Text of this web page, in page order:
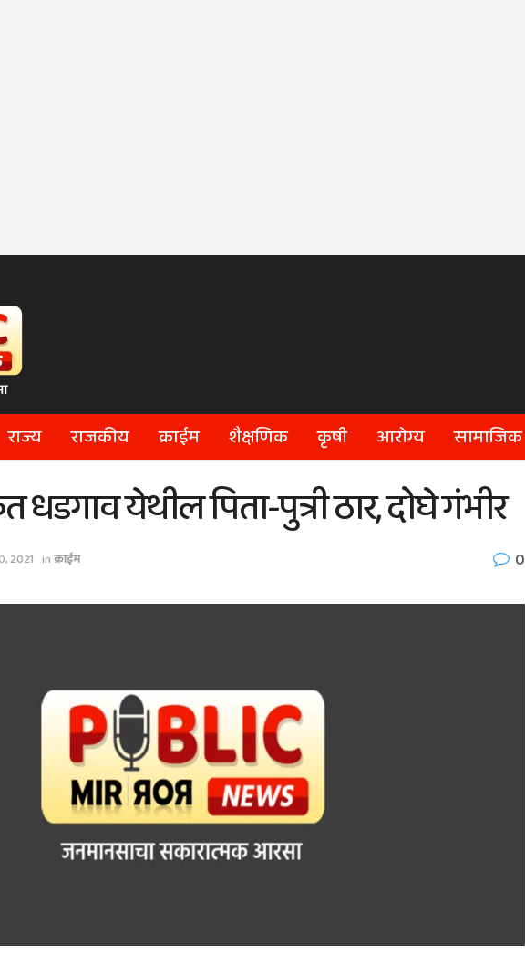
राज्य राजकीय क्राईम शैक्षणिक कृषी आरोग्य सामाजिक
धडगाव येथील पिता-पुत्री ठार, दोघे गंभीर
2021 inक्राईम 0